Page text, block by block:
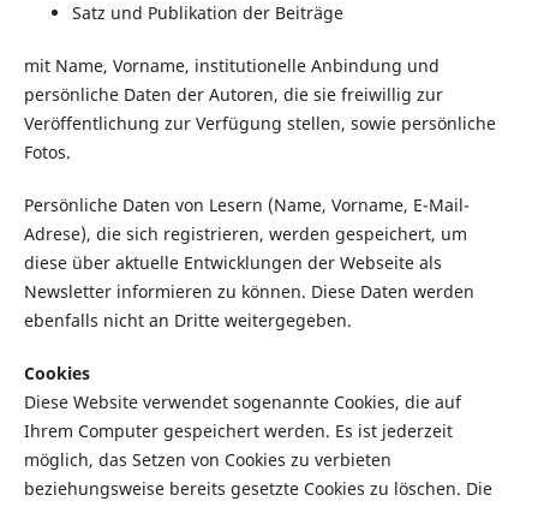
Satz und Publikation der Beiträge
mit Name, Vorname, institutionelle Anbindung und
persönliche Daten der Autoren, die sie freiwillig zur
Veröffentlichung zur Verfügung stellen, sowie persönliche
Fotos.
Persönliche Daten von Lesern (Name, Vorname, E-Mail-
Adrese), die sich registrieren, werden gespeichert, um
diese über aktuelle Entwicklungen der Webseite als
Newsletter informieren zu können. Diese Daten werden
ebenfalls nicht an Dritte weitergegeben.
Cookies
Diese Website verwendet sogenannte Cookies, die auf
Ihrem Computer gespeichert werden. Es ist jederzeit
möglich, das Setzen von Cookies zu verbieten
beziehungsweise bereits gesetzte Cookies zu löschen. Die